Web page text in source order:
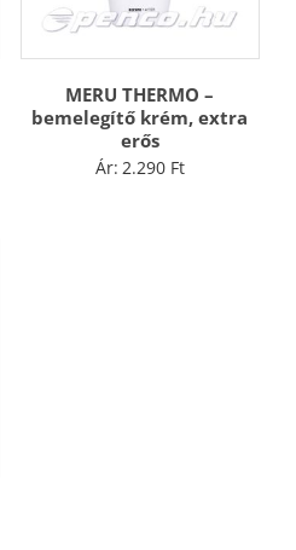
MERU THERMO –
bemelegítő krém, extra
erős
Ár: 2.290 Ft